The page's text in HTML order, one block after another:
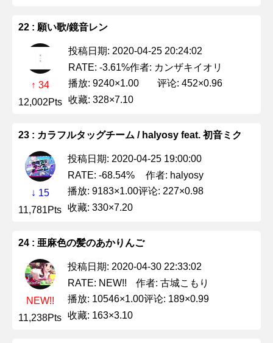
22 : 願い歌/鏡音レン
↑ 34
12,002Pts
投稿日期: 2020-04-25 20:24:02
RATE: -3.61%作者: カンザキイオリ
播放: 9240×1.00
评论: 452×0.96
收藏: 328×7.10
23 : カラフルタッグチーム / halyosy feat. 初音ミク
↓ 15
11,781Pts
投稿日期: 2020-04-25 19:00:00
RATE: -68.54%
作者: halyosy
播放: 9183×1.00评论: 227×0.98
收藏: 330×7.20
24 : 亜麻色の髪のあかりんご
NEW!!
11,238Pts
投稿日期: 2020-04-30 22:33:02
RATE: NEW!!
作者: 古城こもり
播放: 10546×1.00评论: 189×0.99
收藏: 163×3.10